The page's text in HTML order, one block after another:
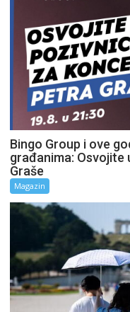
Bingo Group i ove
građanima:
Graše
Magazin